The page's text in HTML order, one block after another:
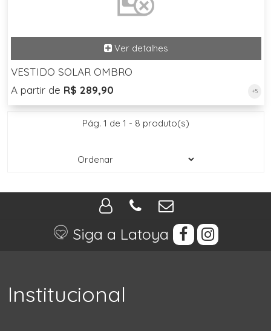
VESTIDO SOLAR OMBRO
A partir de R$ 289,90 +5
Pág. 1 de 1 - 8 produto(s)
Siga a Latoya
Institucional